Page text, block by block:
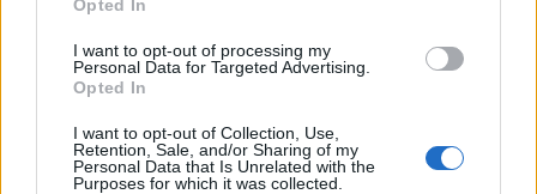
Opted In
I want to opt-out of processing my
Personal Data for Targeted Advertising.
Opted In
I want to opt-out of Collection, Use,
Retention, Sale, and/or Sharing of my
Personal Data that Is Unrelated with the
Purposes for which it was collected.
Et af dagens højdepunkter var uddelingen af den
traditionsrige Nols Ridder-orden, som hvert år
tildeles personer eller grupper, der har ydet en
særlig indsats for Saltum og lokalområdet.